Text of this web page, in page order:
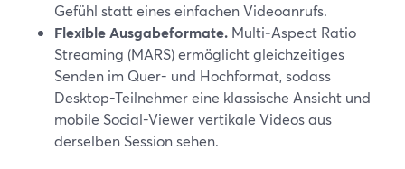
Gefühl statt eines einfachen Videoanrufs.
Flexible Ausgabeformate. Multi‑Aspect Ratio
Streaming (MARS) ermöglicht gleichzeitiges
Senden im Quer- und Hochformat, sodass
Desktop-Teilnehmer eine klassische Ansicht und
mobile Social-Viewer vertikale Videos aus
derselben Session sehen.